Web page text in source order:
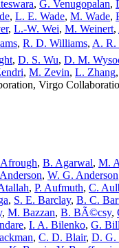
, G. Venugopalan,
, L. E. Wade, M. Wade,
, L.-W. Wei, M. Weinert,
, R. D. Williams, A. R.
, D. S. Wu, D. M.
, M. Zevin, L. Zhang,
Virgo
, B. Agarwal, M.
, W. G. Anderson
, P. Aufmuth, C.
, S. E. Barclay, B. C.
, M. Bazzan, B. BÃ©csy,
, I. A. Bilenko, G.
, C. D. Blair, D. G.